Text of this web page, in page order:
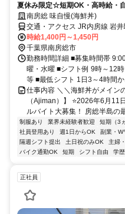
夏休み限定☆短期OK・高時給・
南房総 味自慢(海鮮丼)
交通・アクセス JR内房線 岩
時給1,400円～1,450円
千葉県南房総市
勤務時間詳細 ■募集時間帯
曜・水曜 ■シフト例 9時～12
等 ■最低シフト 1日3～4時間
仕事内容 ＼＼海鮮丼がメイン
（Ajiman）】 ⭐2026年6月11
ルバイト大募集！ 房総半島の
制服あり 業界未経験者歓迎 短期（3
社員登用あり
週1日からOK 副業・W
隔週シフト提出
土日祝のみOK 主婦
バイク通勤OK
短期 シフト自由 学
正社員